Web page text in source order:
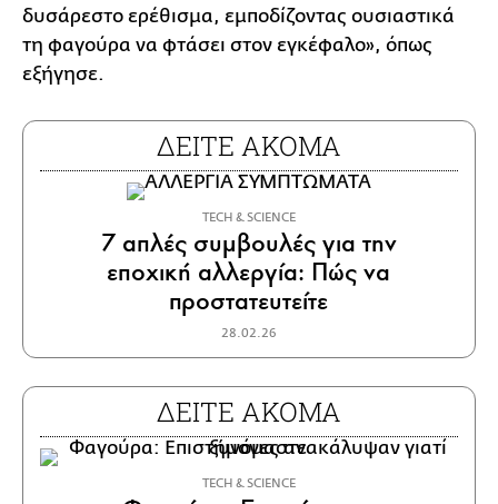
δυσάρεστο ερέθισμα, εμποδίζοντας ουσιαστικά
τη φαγούρα να φτάσει στον εγκέφαλο», όπως
εξήγησε.
ΔΕΙΤΕ ΑΚΟΜΑ
ΤECH & SCIENCE
7 απλές συμβουλές για την
εποχική αλλεργία: Πώς να
προστατευτείτε
28.02.26
ΔΕΙΤΕ ΑΚΟΜΑ
ΤECH & SCIENCE